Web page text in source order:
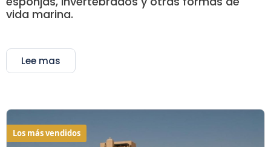
vida marina.
Lee mas
Los más vendidos